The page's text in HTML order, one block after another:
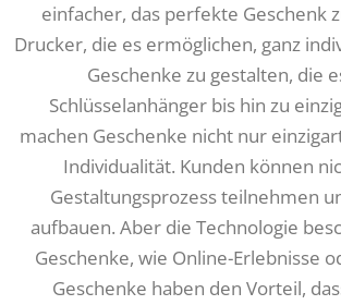
einfacher, das perfekte Geschenk
Drucker, die es ermöglichen, ganz
Geschenke zu gestalten, die
Schlüsselanhänger bis hin zu
machen Geschenke nicht nur
Individualität. Kunden können
Gestaltungsprozess teilnehmen
aufbauen. Aber die Technologie
Geschenke, wie Online-Erlebnisse
Geschenke haben den Vorteil,